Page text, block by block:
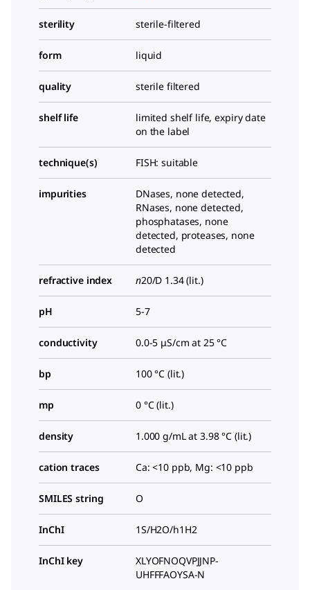
sterility sterile-filtered
form liquid
quality sterile filtered
shelf life
limited shelf life, expiry date
on the label
technique(s) FISH: suitable
impurities
DNases, none detected,
RNases, none detected,
phosphatases, none
detected, proteases, none
detected
refractive index n20/D 1.34 (lit.)
pH 5-7
conductivity 0.0-5 μS/cm at 25 °C
bp 100 °C (lit.)
mp 0 °C (lit.)
density 1.000 g/mL at 3.98 °C (lit.)
cation traces Ca: <10 ppb, Mg: <10 ppb
SMILES string O
InChI 1S/H2O/h1H2
InChI key
XLYOFNOQVPJJNP-
UHFFFAOYSA-N